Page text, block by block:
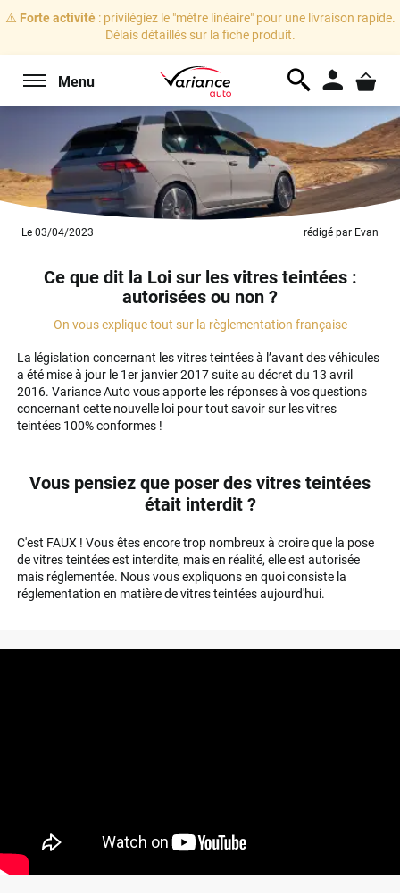
⚠️ Forte activité: privilégiez le "mètre linéaire" pour une livraison rapide.
Délais détaillés sur la fiche produit.
Menu
Le 03/04/2023 rédigé par Evan
Ce que dit la Loi sur les vitres teintées :
autorisées ou non ?
On vous explique tout sur la règlementation française
La législation concernant les vitres teintées à l’avant des véhicules
a été mise à jour le 1er janvier 2017 suite au décret du 13 avril
2016. Variance Auto vous apporte les réponses à vos questions
concernant cette nouvelle loi pour tout savoir sur les vitres
teintées 100% conformes !
Vous pensiez que poser des vitres teintées
était interdit ?
C'est FAUX ! Vous êtes encore trop nombreux à croire que la pose
de vitres teintées est interdite, mais en réalité, elle est autorisée
mais réglementée. Nous vous expliquons en quoi consiste la
réglementation en matière de vitres teintées aujourd'hui.